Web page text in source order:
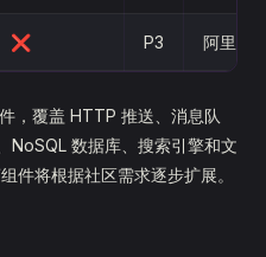
❌ P3 阿里云
，覆盖 HTTP 推送、消息队
NoSQL 数据库、搜索引擎和文
件将根据社区需求逐步扩展。